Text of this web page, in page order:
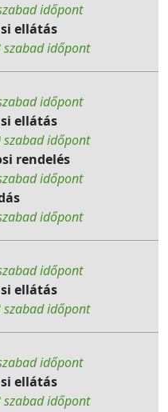
időpont
ellátás
szabad időpont
időpont
ellátás
szabad időpont
rendelés
időpont
időpont
időpont
ellátás
szabad időpont
időpont
ellátás
szabad időpont